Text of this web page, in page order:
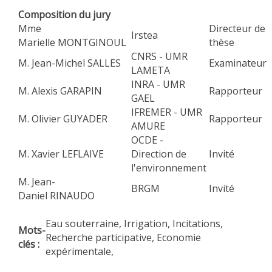
TRAINING COURSES
MASTER
ENGINEERING
EDUCATION AND TRAINING
DOCTORAL TRAINING
SOFTWARE
THESES
Composition du jury
Mme
Marielle MONTGINOUL
Irstea
Directeur de
thèse
M. Jean-Michel SALLES
CNRS - UMR
LAMETA
Examinateur
M. Alexis GARAPIN
INRA - UMR
GAEL
Rapporteur
M. Olivier GUYADER
IFREMER - UMR
AMURE
Rapporteur
M. Xavier LEFLAIVE
OCDE -
Direction de
l'environnement
Invité
M. Jean-
Daniel RINAUDO
BRGM Invité
Mots-
clés :
Eau souterraine, Irrigation, Incitations,
Recherche participative, Economie
expérimentale,